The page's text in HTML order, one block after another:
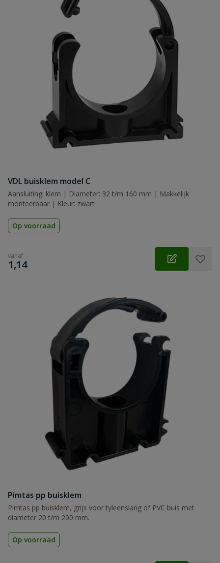
VDL buisklem model C
Aansluiting: klem | Diameter: 32 t/m 160 mm | Makkelijk
monteerbaar | Kleur: zwart
Op voorraad
vanaf
€
1,14
Pimtas pp buisklem
Pimtas pp buisklem, grijs voor tyleenslang of PVC buis met
diameter 20 t/m 200 mm.
Op voorraad